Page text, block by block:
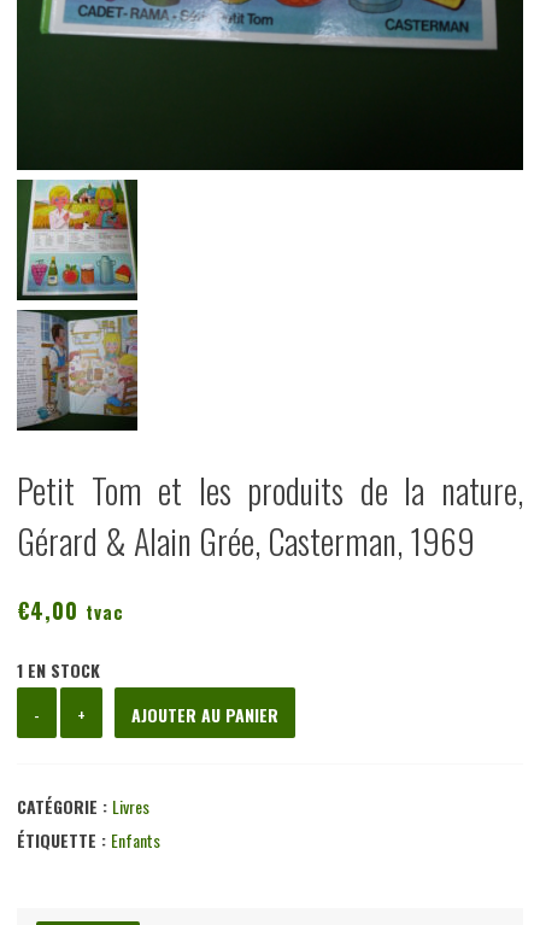
Petit Tom et les produits de la nature,
Gérard & Alain Grée, Casterman, 1969
€4,00 tvac
1 EN STOCK
-
de
Tom
et
+ AJOUTER AU PANIER
CATÉGORIE : Livres
ÉTIQUETTE : Enfants